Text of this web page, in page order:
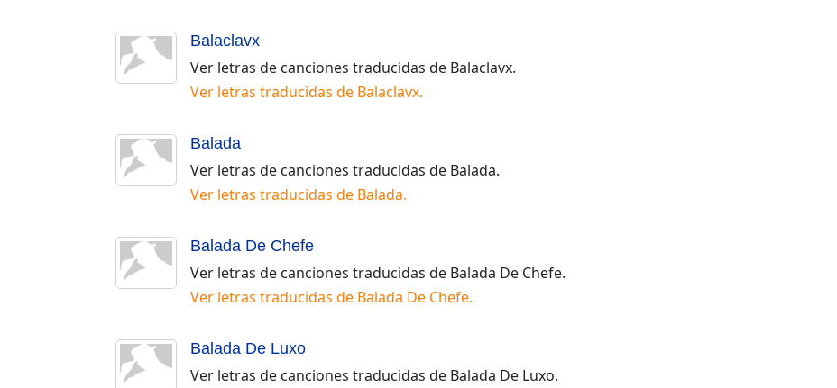
Balaclavx
Ver letras de canciones traducidas de Balaclavx.
Ver letras traducidas de Balaclavx.
Balada
Ver letras de canciones traducidas de Balada.
Ver letras traducidas de Balada.
Balada De Chefe
Ver letras de canciones traducidas de Balada De Chefe.
Ver letras traducidas de Balada De Chefe.
Balada De Luxo
Ver letras de canciones traducidas de Balada De Luxo.